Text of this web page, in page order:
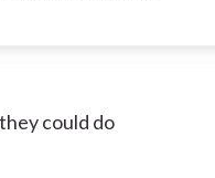
could do